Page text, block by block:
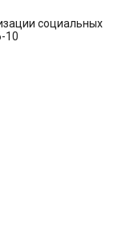
социальных
10